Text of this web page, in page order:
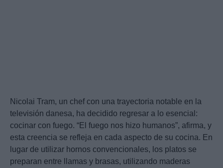
Nicolai Tram, un chef con una trayectoria notable en la
televisión danesa, ha decidido regresar a lo esencial:
cocinar con fuego. “El fuego nos hizo humanos”, afirma, y
esta creencia se refleja en cada aspecto de su cocina. En
lugar de utilizar hornos convencionales, los platos se
preparan entre llamas y brasas, utilizando maderas